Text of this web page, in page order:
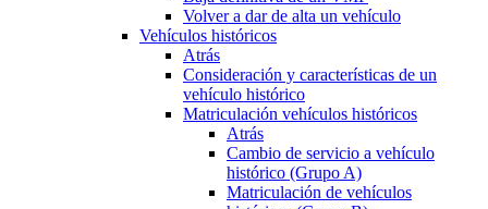
Volver a dar de alta un vehículo
Vehículos históricos
Atrás
Consideración y características de un
vehículo histórico
Matriculación vehículos históricos
Atrás
Cambio de servicio a vehículo
histórico (Grupo A)
Matriculación de vehículos